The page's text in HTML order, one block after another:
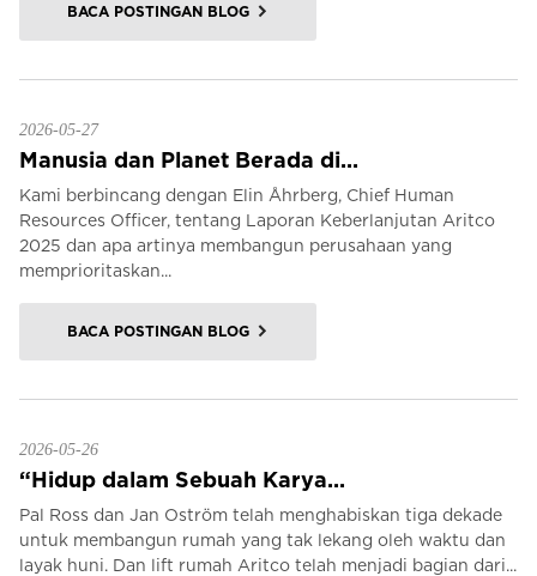
BACA POSTINGAN BLOG
2026-05-27
Manusia dan Planet Berada di...
Kami berbincang dengan Elin Åhrberg, Chief Human
Resources Officer, tentang Laporan Keberlanjutan Aritco
2025 dan apa artinya membangun perusahaan yang
memprioritaskan...
BACA POSTINGAN BLOG
2026-05-26
“Hidup dalam Sebuah Karya...
Pal Ross dan Jan Oström telah menghabiskan tiga dekade
untuk membangun rumah yang tak lekang oleh waktu dan
layak huni. Dan lift rumah Aritco telah menjadi bagian dari...